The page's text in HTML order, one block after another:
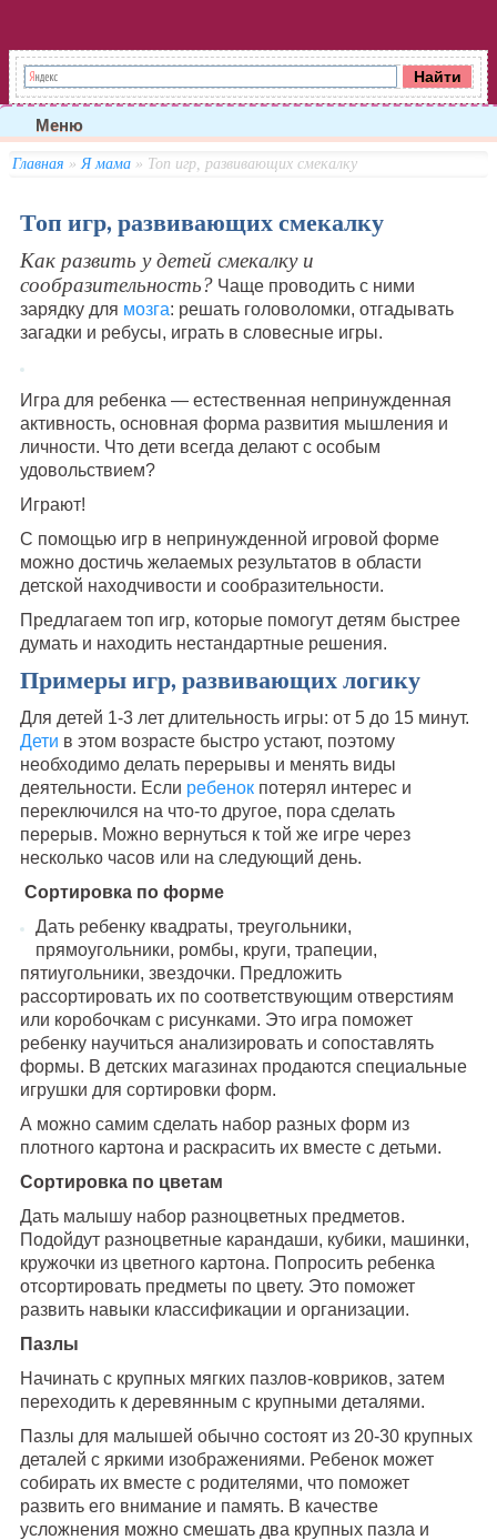
Меню
Главная » Я мама» Топ игр, развивающих смекалку
Топ игр, развивающих смекалку
Как развить у детей смекалку и
сообразительность?Чаще проводить с ними
зарядку для мозга: решать головоломки, отгадывать
загадки и ребусы, играть в словесные игры.
Игра для ребенка — естественная непринужденная
активность, основная форма развития мышления и
личности. Что дети всегда делают с особым
удовольствием?
Играют!
С помощью игр в непринужденной игровой форме
можно достичь желаемых результатов в области
детской находчивости и сообразительности.
Предлагаем топ игр, которые помогут детям быстрее
думать и находить нестандартные решения.
Примеры игр, развивающих логику
Для детей 1-3 лет длительность игры: от 5 до 15 минут.
Дети в этом возрасте быстро устают, поэтому
необходимо делать перерывы и менять виды
деятельности. Если ребенок потерял интерес и
переключился на что-то другое, пора сделать
перерыв. Можно вернуться к той же игре через
несколько часов или на следующий день.
Сортировка по форме
Дать ребенку квадраты, треугольники,
прямоугольники, ромбы, круги, трапеции,
пятиугольники, звездочки. Предложить
рассортировать их по соответствующим отверстиям
или коробочкам с рисунками. Это игра поможет
ребенку научиться анализировать и сопоставлять
формы. В детских магазинах продаются специальные
игрушки для сортировки форм.
А можно самим сделать набор разных форм из
плотного картона и раскрасить их вместе с детьми.
Сортировка по цветам
Дать малышу набор разноцветных предметов.
Подойдут разноцветные карандаши, кубики, машинки,
кружочки из цветного картона. Попросить ребенка
отсортировать предметы по цвету. Это поможет
развить навыки классификации и организации.
Пазлы
Начинать с крупных мягких пазлов-ковриков, затем
переходить к деревянным с крупными деталями.
Пазлы для малышей обычно состоят из 20-30 крупных
деталей с яркими изображениями. Ребенок может
собирать их вместе с родителями, что поможет
развить его внимание и память. В качестве
усложнения можно смешать два крупных пазла и